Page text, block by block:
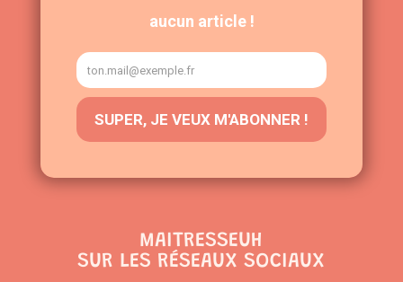
MAITRESSEUH
SUR LES RÉSEAUX SOCIAUX